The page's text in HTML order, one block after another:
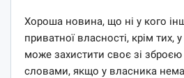
Хороша новина, що ні у кого
приватної власності, крім тих,
може захистити своє зі
словами, якщо у власника